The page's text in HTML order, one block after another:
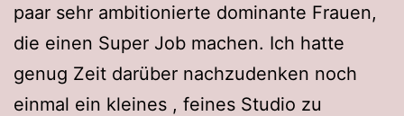
paar sehr ambitionierte dominante Frauen,
die einen Super Job machen. Ich hatte
genug Zeit darüber nachzudenken noch
einmal ein kleines , feines Studio zu